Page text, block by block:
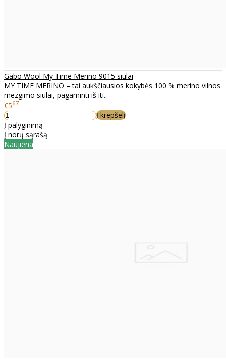
Gabo Wool My Time Merino 9015 siūlai
MY TIME MERINO – tai aukščiausios kokybės 100 % merino vilnos
mezgimo siūlai, pagaminti iš iti..
€567
Į krepšelį
Į palyginimą
Į norų sąrašą
Naujiena